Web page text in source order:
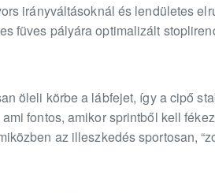
irányváltásoknál és lendületes
füves pályára optimalizált
öleli körbe a lábfejet, így a cipő
fontos, amikor sprintből kell
az illeszkedés sportosan,